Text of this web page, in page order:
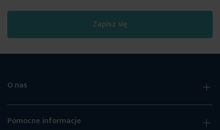
Zapisz się
O nas
Pomocne informacje